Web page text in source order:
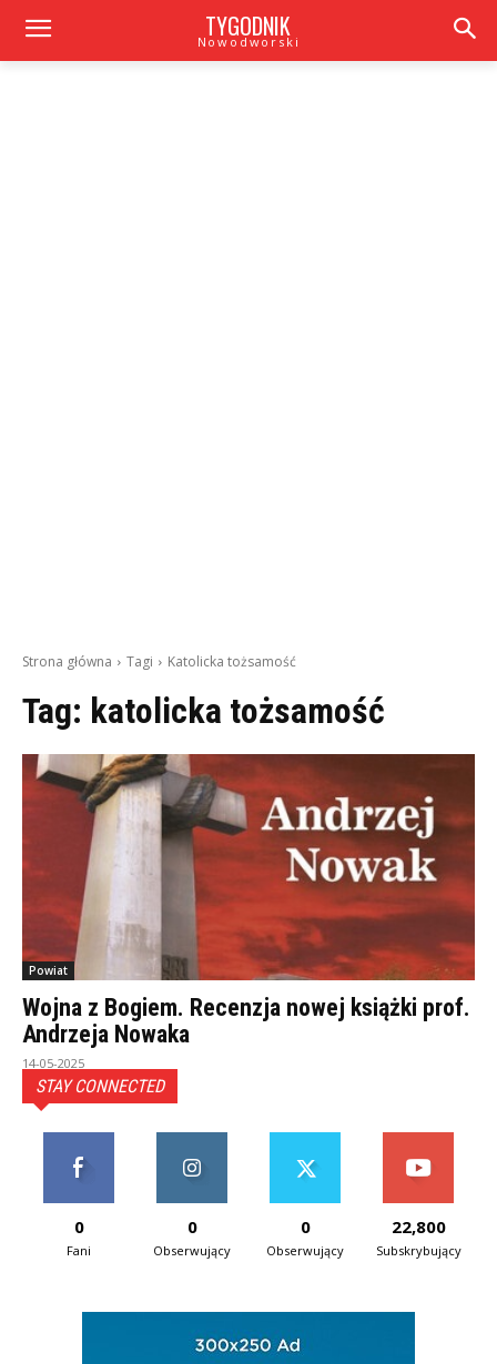
TYGODNIK
Nowodworski
Strona główna Tagi Katolicka tożsamość
Tag: katolicka tożsamość
Powiat
Wojna z Bogiem. Recenzja nowej książki prof.
Andrzeja Nowaka
14-05-2025
STAY CONNECTED
0
Fani
0
Obserwujący
0
Obserwujący
22,800
Subskrybujący